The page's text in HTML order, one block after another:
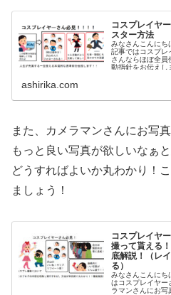
コスプレイヤ
スター方法
みなさんこんにち
記事ではコスプレ
さんならほぼ全員
動指針をお伝えします。 初心者からでも
ashirika.com
また、カメラマンさんにお写
もっと良い写真が欲しいなぁ
どうすればよいか丸わかり！
ましょう！
コスプレイヤ
撮って貰える
底解説！（レ
る）
みなさんこんにち
はコスプレイヤー
ラマンさんにお写